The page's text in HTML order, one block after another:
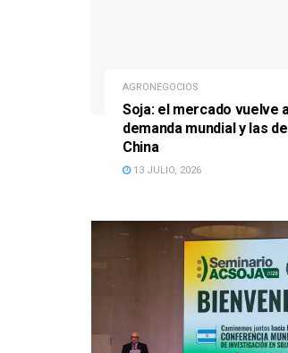
AGRONEGOCIOS
Soja: el mercado vuelve
demanda mundial y las
China
13 JULIO, 2026